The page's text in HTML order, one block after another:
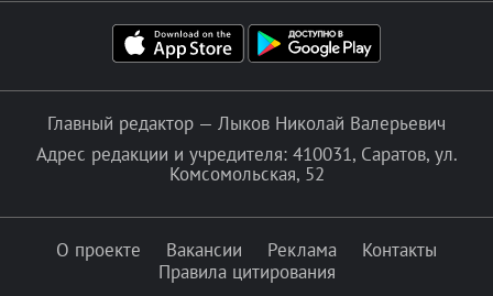
Главный редактор — Лыков Николай Валерьевич
Адрес редакции и учредителя: 410031, Саратов, ул.
Комсомольская, 52
О проекте Вакансии Реклама
Контакты
Правила цитирования